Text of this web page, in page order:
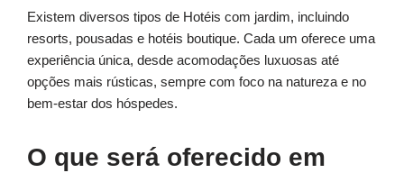
Existem diversos tipos de Hotéis com jardim, incluindo
resorts, pousadas e hotéis boutique. Cada um oferece uma
experiência única, desde acomodações luxuosas até
opções mais rústicas, sempre com foco na natureza e no
bem-estar dos hóspedes.
O que será oferecido em